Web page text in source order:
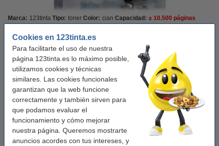
Cookies en 123tinta.es
Para facilitarte el uso de nuestra
página 123tinta.es lo máximo posible,
utilizamos cookies y técnicas
similares. Las cookies funcionales
garantizan que la web funcione
correctamente y también sirven para
que podamos evaluar el
funcionamiento y cómo mejorar
nuestra página. Queremos mostrarte
anuncios acordes con tus intereses, y
Marca: 123tinta Tipo: toner Color: cian Capacidad: ± 10.500 páginas
Color: cian
Ver características y descripción
¡Ahorra casi un35%en costes de impresión!
En stock
¡Recíbelo el lunes!
Por página 0,006 €
Comprar